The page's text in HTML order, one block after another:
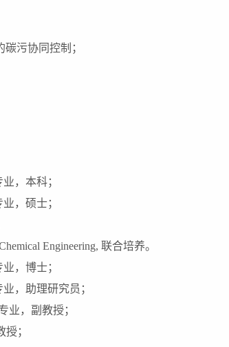
污协同控制；
，本科；
，硕士；
Engineering, 联合培养。
，博士；
，助理研究员；
业，副教授；
；